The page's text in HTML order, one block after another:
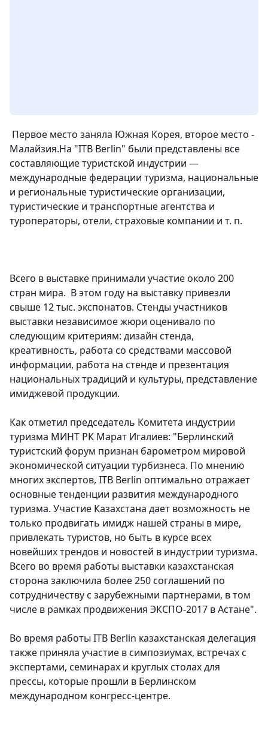
Первое место заняла Южная Корея, второе место -
Малайзия.На "ITB Berlin" были представлены все
составляющие туристской индустрии —
международные федерации туризма, национальные
и региональные туристические организации,
туристические и транспортные агентства и
туроператоры, отели, страховые компании и т. п.
Всего в выставке принимали участие около 200
стран мира. В этом году на выставку привезли
свыше 12 тыс. экспонатов. Стенды участников
выставки независимое жюри оценивало по
следующим критериям: дизайн стенда,
креативность, работа со средствами массовой
информации, работа на стенде и презентация
национальных традиций и культуры, представление
имиджевой продукции.
Как отметил председатель Комитета индустрии
туризма МИНТ РК Марат Игалиев: "Берлинский
туристский форум признан барометром мировой
экономической ситуации турбизнеса. По мнению
многих экспертов, ITB Berlin оптимально отражает
основные тенденции развития международного
туризма. Участие Казахстана дает возможность не
только продвигать имидж нашей страны в мире,
привлекать туристов, но быть в курсе всех
новейших трендов и новостей в индустрии туризма.
Всего во время работы выставки казахстанская
сторона заключила более 250 соглашений по
сотрудничеству с зарубежными партнерами, в том
числе в рамках продвижения ЭКСПО-2017 в Астане".
Во время работы ITB Berlin казахстанская делегация
также приняла участие в симпозиумах, встречах с
экспертами, семинарах и круглых столах для
прессы, которые прошли в Берлинском
международном конгресс-центре.